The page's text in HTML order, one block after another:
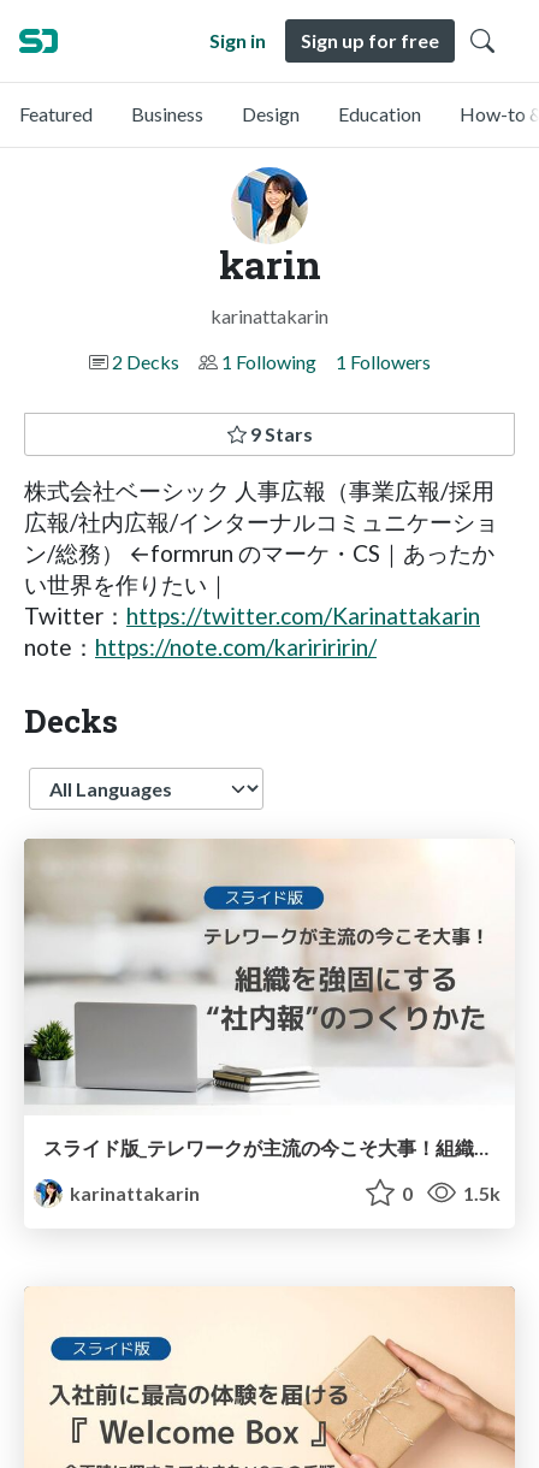
Sign in Sign up for free
Featured Business Design Education How-to
karin
karinattakarin
2 Decks
1 Following 1 Followers
9 Stars
株式会社ベーシック 人事広報（事業広報/採用
広報/社内広報/インターナルコミュニケーショ
ン/総務） ←formrun のマーケ・CS｜あったか
い世界を作りたい｜
Twitter： https://twitter.com/Karinattakarin
note： https://note.com/kaririririn/
Decks
Language
karinattakarin
0 1.5k